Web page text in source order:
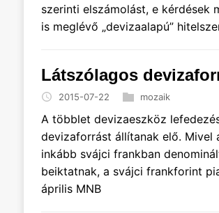
szerinti elszámolást, e kérdések
is meglévő „devizaalapú”
Látszólagos
2015-07-22 mozaik
A többlet devizaeszköz
devizaforrást állítanak elő. Mivel
inkább svájci frankban
beiktatnak, a svájci frankforint
április MNB